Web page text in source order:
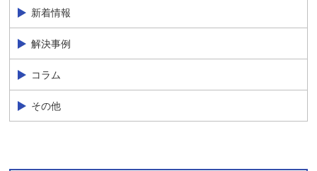
新着情報
解決事例
コラム
その他